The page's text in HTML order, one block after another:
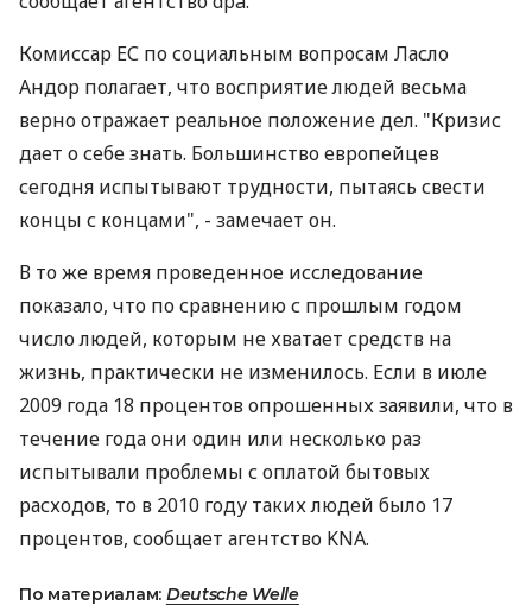
Комиссар ЕС по социальным вопросам Ласло
Андор полагает, что восприятие людей весьма
верно отражает реальное положение дел. "Кризис
дает о себе знать. Большинство европейцев
сегодня испытывают трудности, пытаясь свести
концы с концами", - замечает он.
В то же время проведенное исследование
показало, что по сравнению с прошлым годом
число людей, которым не хватает средств на
жизнь, практически не изменилось. Если в июле
2009 года 18 процентов опрошенных заявили, что в
течение года они один или несколько раз
испытывали проблемы с оплатой бытовых
расходов, то в 2010 году таких людей было 17
процентов, сообщает агентство KNA.
По материалам: Deutsche Welle